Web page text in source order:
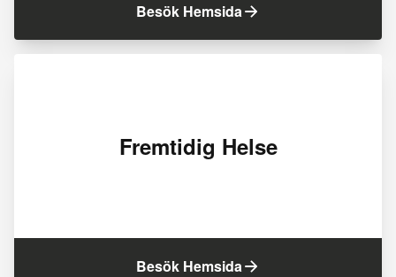
Besök Hemsida
Fremtidig Helse
Besök Hemsida